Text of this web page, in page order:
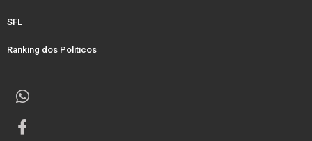
SFL
Ranking dos Politicos